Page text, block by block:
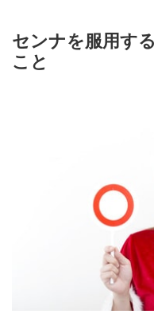
センナを服用す
こと